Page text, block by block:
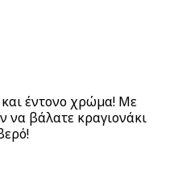
έντονο χρώμα! Με
να βάλατε κραγιονάκι